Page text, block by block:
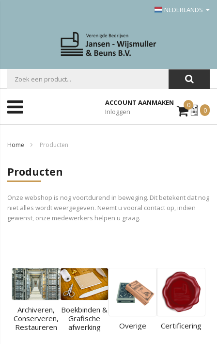
NEDERLANDS
ACCOUNT AANMAKEN
Inloggen
0Mijn
Offerte
0
Home Producten
Producten
Onze webshop is nog voortdurend in beweging. Dit betekent dat nog
niet alles wordt weergegeven. Neemt u vooral contact op, indien
gewenst, onze medewerkers helpen u graag.
Archiveren,
Conserveren,
Restaureren
Boekbinden &
Grafische
afwerking
Overige Certificering